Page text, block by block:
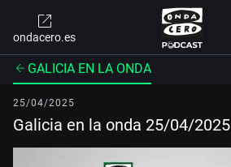
ondacero.es
GALICIA EN LA ONDA
25/04/2025
Galicia en la onda 25/04/2025